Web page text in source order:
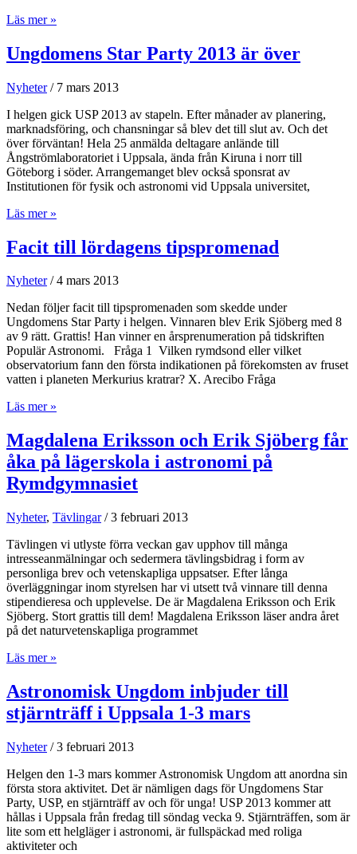
Astronomisk
passerar
100
Läs mer »
Ungdomens Star Party 2013 är över
Nyheter/ 7 mars 2013
I helgen gick USP 2013 av stapeln. Efter månader av planering,
marknadsföring, och chansningar så blev det till slut av. Och det
över förväntan! Hela 25 anmälda deltagare anlände till
Ångströmlaboratoriet i Uppsala, ända från Kiruna i norr till
Göteborg i söder. Arrangemanget blev också sponsrat av
Institutionen för fysik och astronomi vid Uppsala universitet,
Ungdomens
Party
2013
över
Läs mer »
Facit till lördagens tipspromenad
Nyheter/4 mars 2013
Nedan följer facit till tipspromenaden som skedde under
Ungdomens Star Party i helgen. Vinnaren blev Erik Sjöberg med 8
av 9 rätt. Grattis! Han vinner en årsprenumeration på tidskriften
Populär Astronomi. Fråga 1 Vilken rymdsond eller vilket
observatorium fann den första indikationen på förekomsten av fruset
vatten i planeten Merkurius kratrar? X. Arecibo Fråga
Facit
lördagens
tipspromenad
Läs mer »
Magdalena Eriksson och Erik Sjöberg får
åka på lägerskola i astronomi på
Rymdgymnasiet
Nyheter, Tävlingar/3 februari 2013
Tävlingen vi utlyste förra veckan gav upphov till många
intresseanmälningar och sedermera tävlingsbidrag i form av
personliga brev och vetenskapliga uppsatser. Efter långa
överläggningar inom styrelsen har vi utsett två vinnare till denna
stipendieresa och upplevelse. De är Magdalena Eriksson och Erik
Sjöberg. Stort grattis till dem! Magdalena Eriksson läser andra året
på det naturvetenskapliga programmet
Magdalena
och
Erik
Sjöberg
åka
på
lägerskola
i
astronomi
på
Rymdgymnasiet
Läs mer »
Astronomisk Ungdom inbjuder till
stjärnträff i Uppsala 1-3 mars
Nyheter/3 februari 2013
Helgen den 1-3 mars kommer Astronomisk Ungdom att anordna sin
första stora aktivitet. Det är nämligen dags för Ungdomens Star
Party, USP, en stjärnträff av och för unga! USP 2013 kommer att
hållas i Uppsala från fredag till söndag vecka 9. Stjärnträffen, som är
lite som ett helgläger i astronomi, är fullspäckad med roliga
aktiviteter och